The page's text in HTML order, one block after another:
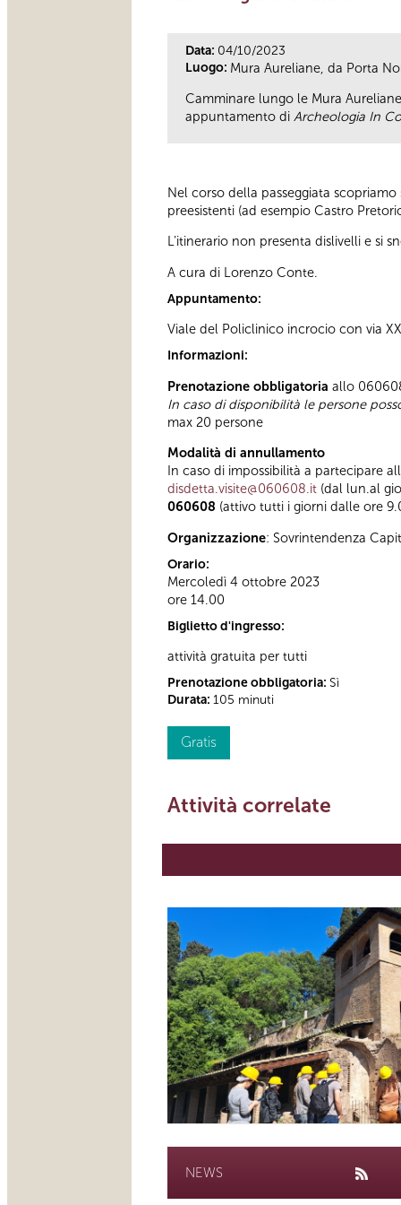
Data: 04/10/2023
Luogo: Mura Aureliane, da Porta
Camminare lungo le Mura
appuntamento di Archeologia In
Nel corso della passeggiata
preesistenti (ad esempio Castro
L’itinerario non presenta dislivelli e si
A cura di Lorenzo Conte.
Appuntamento:
Viale del Policlinico incrocio con via
Informazioni:
Prenotazione obbligatoria allo
In caso di disponibilità le persone
max 20 persone
Modalità di annullamento
In caso di impossibilità a partecipare
disdetta.visite@060608.it (dal lun.al
060608 (attivo tutti i giorni dalle ore
Organizzazione: Sovrintendenza
Orario:
Mercoledì 4 ottobre 2023
ore 14.00
Biglietto d'ingresso:
attività gratuita per tutti
Prenotazione obbligatoria: Sì
Durata: 105 minuti
Gratis
Attività correlate
NEWS